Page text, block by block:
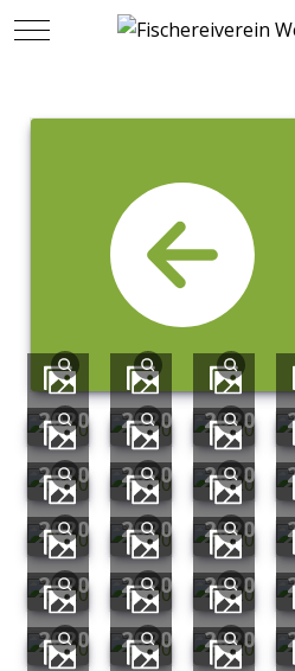
Mobile Menu Toggle
2020
2020 2020
2020
2020 2020
2020
2020 2020
2020
2020 2020
2020
2020 2020